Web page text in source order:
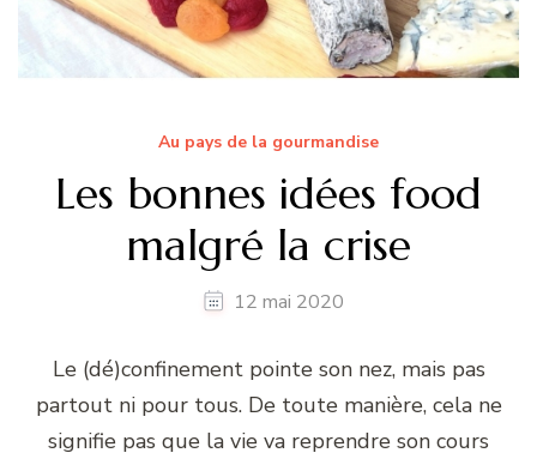
Au pays de la gourmandise
Les bonnes idées food
malgré la crise
12 mai 2020
Le (dé)confinement pointe son nez, mais pas
partout ni pour tous. De toute manière, cela ne
signifie pas que la vie va reprendre son cours